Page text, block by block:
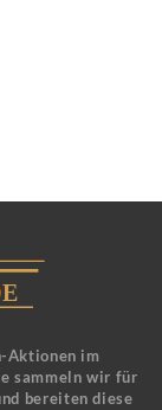
Aktionen im
sammeln wir für
bereiten diese